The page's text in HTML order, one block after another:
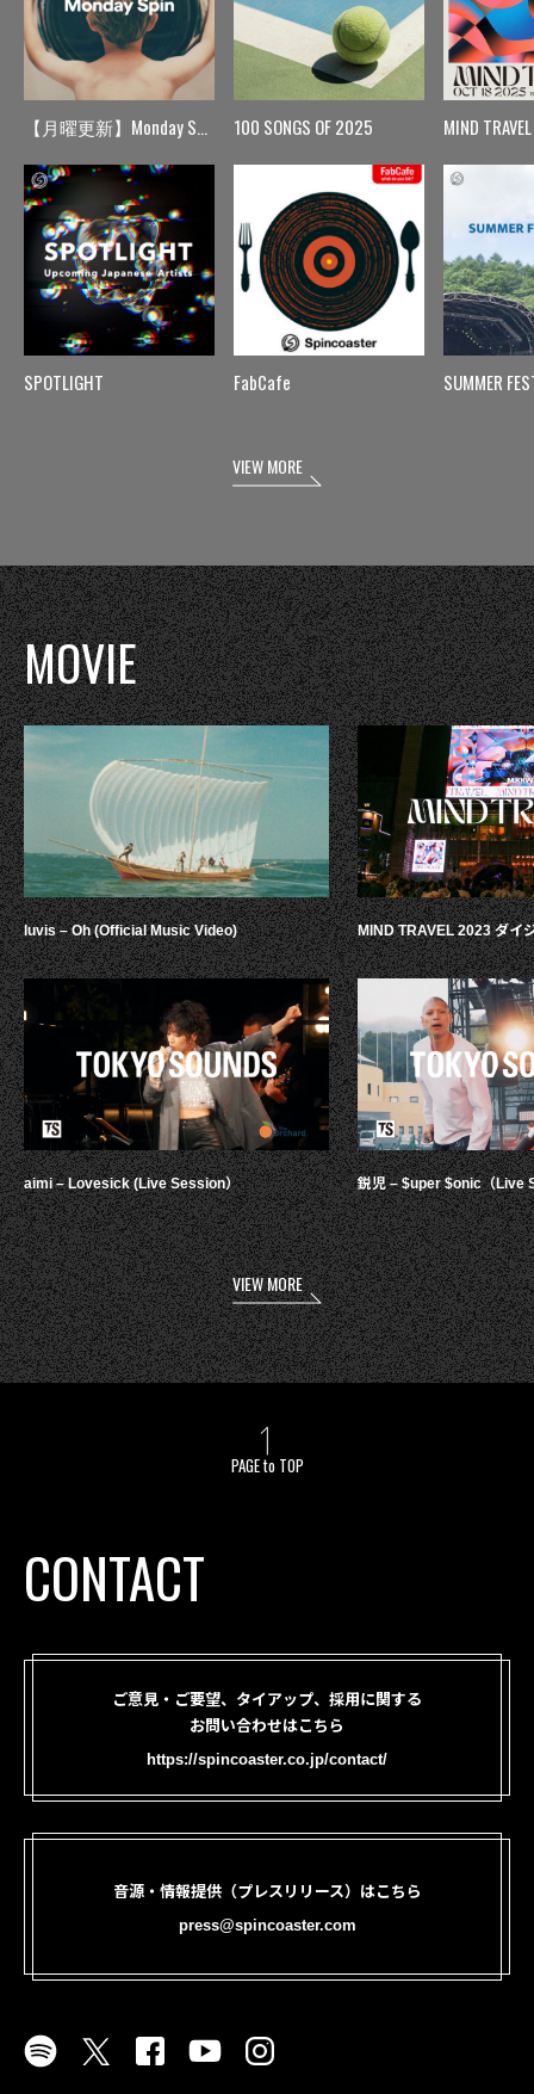
【月曜更新】Monday Spin
SPOTLIGHT
100 SONGS OF 2025
FabCafe
MIND TRAVEL
SUMMER
VIEW MORE
MOVIE
luvis – Oh (Official Music Video)
aimi – Lovesick (Live Session）
MIND TRAVEL 2023 ダイ
鋭児 – $uper $onic（Live
VIEW MORE
PAGE to TOP
CONTACT
ご意見・ご要望、タイアップ、採用に関する
お問い合わせはこちら
https://spincoaster.co.jp/contact/
音源・情報提供（プレスリリース）はこちら
press@spincoaster.com